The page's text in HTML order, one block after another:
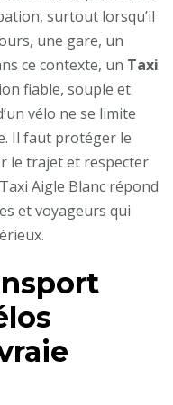
surtout lorsqu’il
une gare, un
ce contexte, un Taxi
fiable, souple et
vélo ne se limite
Il faut protéger le
le trajet et respecter
Aigle Blanc répond
et voyageurs qui